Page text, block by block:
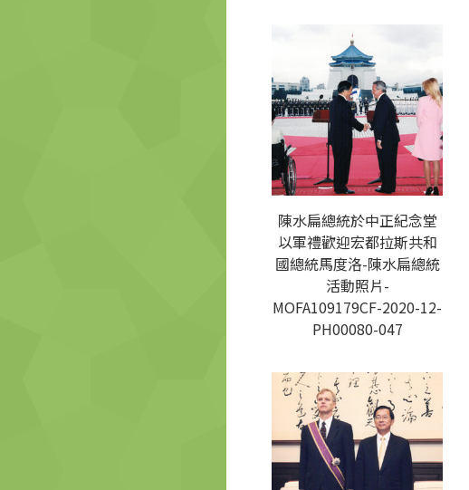
陳水扁總統於中正紀念堂
以軍禮歡迎宏都拉斯共和
國總統馬度洛-陳水扁總統
活動照片-
MOFA109179CF-2020-12-
PH00080-047